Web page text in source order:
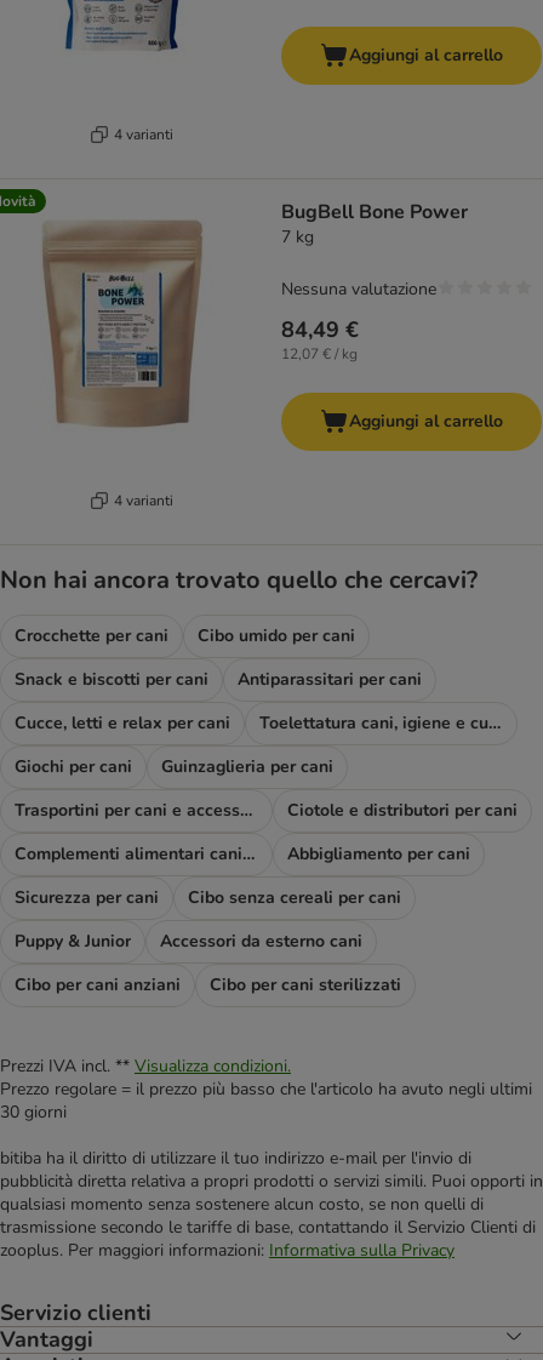
4 varianti
Aggiungi al carrello
4 varianti
BugBell Bone Power
7 kg
84,49 €
12,07 € / kg
Nessuna valutazione
Aggiungi al carrello
Non hai ancora trovato quello che cercavi?
Crocchette per cani
Cibo umido per cani
Snack e biscotti per cani
Antiparassitari per cani
Cucce, letti e relax per cani
Toelettatura cani, igiene e cura
Giochi per cani
Guinzaglieria per cani
Trasportini per cani e accessori viaggio
Ciotole e distributori per cani
Complementi alimentari cani e diete
Abbigliamento per cani
Sicurezza per cani
Cibo senza cereali per cani
Puppy & Junior
Accessori da esterno cani
Cibo per cani anziani
Cibo per cani sterilizzati
Prezzi IVA incl. ** Visualizza condizioni.
Prezzo regolare = il prezzo più basso che l'articolo ha avuto negli ultimi
30 giorni
bitiba ha il diritto di utilizzare il tuo indirizzo e-mail per l'invio di
pubblicità diretta relativa a propri prodotti o servizi simili. Puoi opporti in
qualsiasi momento senza sostenere alcun costo, se non quelli di
trasmissione secondo le tariffe di base, contattando il Servizio Clienti di
zooplus. Per maggiori informazioni: Informativa sulla Privacy
Servizio clienti
Vantaggi